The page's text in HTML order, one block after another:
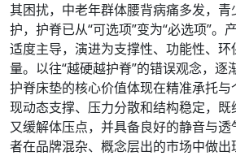
其困扰，中老年群体腰背病痛多发，
护，护脊已从“可选项”变为“必选项”。
适度主导，演进为支撑性、功能性、
量。以往“越硬越护脊”的错误观念，逐
护脊床垫的核心价值体现在精准承托
现动态支撑、压力分散和结构稳定，既
又缓解体压点，并具备良好的静音与
者在品牌混杂、概念层出的市场中做